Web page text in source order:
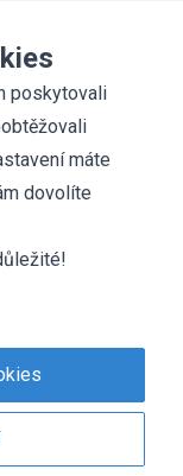
poskytovali
máte
dovolíte